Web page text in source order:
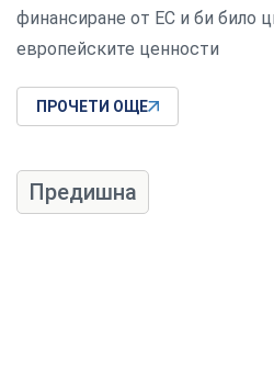
финансиране от ЕС и би било
европейските ценности
ПРОЧЕТИ ОЩЕ
Предишна